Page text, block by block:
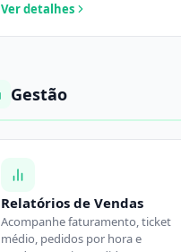
Ver detalhes
Gestão
Relatórios de Vendas
Acompanhe faturamento, ticket
médio, pedidos por hora e